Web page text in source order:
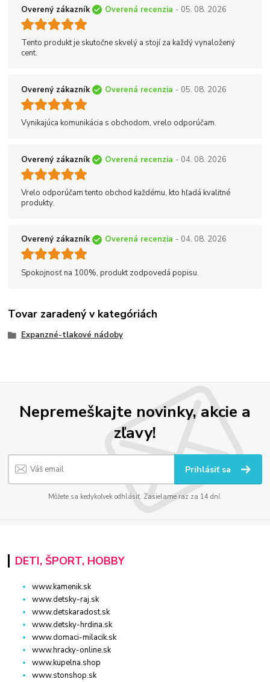
Overený zákazník Overená recenzia - 05. 08. 2026
Tento produkt je skutočne skvelý a stojí za každý vynaložený
cent.
Overený zákazník Overená recenzia - 05. 08. 2026
Vynikajúca komunikácia s obchodom, vrelo odporúčam.
Overený zákazník Overená recenzia - 04. 08. 2026
Vrelo odporúčam tento obchod každému, kto hľadá kvalitné
produkty.
Overený zákazník Overená recenzia - 04. 08. 2026
Spokojnosť na 100%, produkt zodpovedá popisu.
Tovar zaradený v kategóriách
Expanzné-tlakové nádoby
Nepremeškajte novinky, akcie a
zľavy!
Prihlásiť sa
Môžete sa kedykoľvek odhlásiť. Zasielame raz za 14 dní.
DETI, ŠPORT, HOBBY
www.kamenik.sk
www.detsky-raj.sk
www.detskaradost.sk
www.detsky-hrdina.sk
www.domaci-milacik.sk
www.hracky-online.sk
www.kupelna.shop
www.stonshop.sk